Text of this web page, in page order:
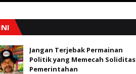
Jangan Terjebak Permainan
Politik yang Memecah Soliditas
Pemerintahan